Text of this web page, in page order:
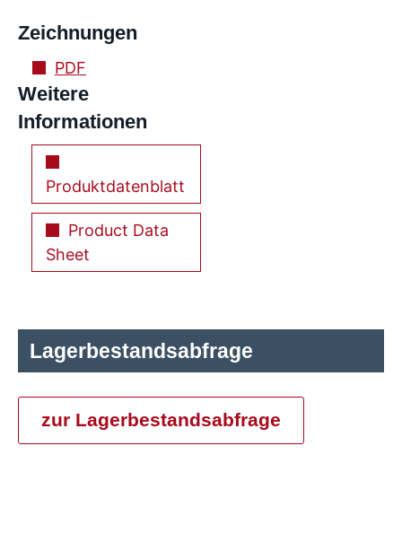
Zeichnungen
PDF
Weitere
Informationen
Produktdatenblatt
Product Data
Sheet
Lagerbestandsabfrage
zur Lagerbestandsabfrage